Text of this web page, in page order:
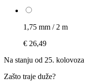
1,75 mm / 2 m
€ 26,49
Na stanju od 25. kolovoza
Zašto traje duže?